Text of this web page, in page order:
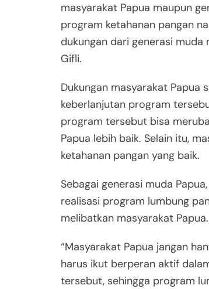
masyarakat Papua maupun
program ketahanan pangan
dukungan dari generasi muda
Gifli.
Dukungan masyarakat Papua
keberlanjutan program
program tersebut bisa
Papua lebih baik. Selain itu,
ketahanan pangan yang baik.
Sebagai generasi muda
realisasi program lumbung
melibatkan masyarakat Papua.
“Masyarakat Papua jangan
harus ikut berperan aktif
tersebut, sehingga program